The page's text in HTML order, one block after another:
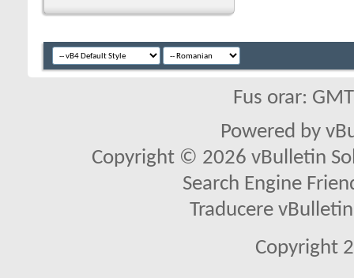
Fus orar:
Powered by
Copyright © 2026 vBulletin
Search Engine
Traducere
Copyright